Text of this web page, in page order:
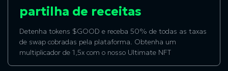
partilha de receitas
Detenha tokens $GOOD e receba 50% de todas as taxas
de swap cobradas pela plataforma. Obtenha um
multiplicador de 1,5x com o nosso Ultimate NFT